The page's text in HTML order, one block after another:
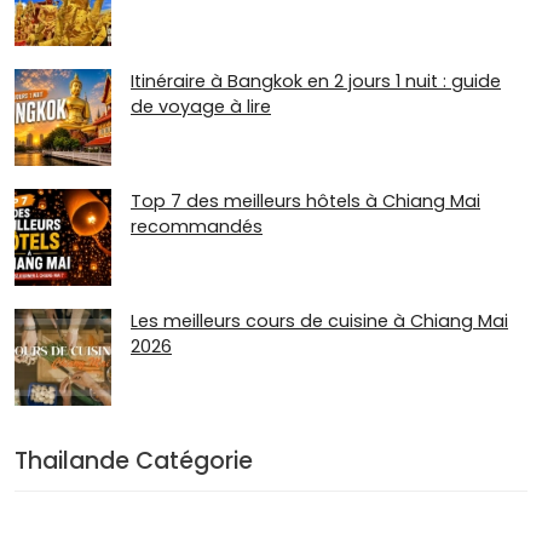
Itinéraire à Bangkok en 2 jours 1 nuit : guide
de voyage à lire
Top 7 des meilleurs hôtels à Chiang Mai
recommandés
Les meilleurs cours de cuisine à Chiang Mai
2026
Thailande Catégorie